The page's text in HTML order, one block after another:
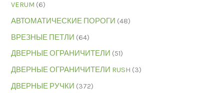
VERUM (6)
АВТОМАТИЧЕСКИЕ ПОРОГИ (48)
ВРЕЗНЫЕ ПЕТЛИ (64)
ДВЕРНЫЕ ОГРАНИЧИТЕЛИ (51)
ДВЕРНЫЕ ОГРАНИЧИТЕЛИ RUSH (3)
ДВЕРНЫЕ РУЧКИ (372)